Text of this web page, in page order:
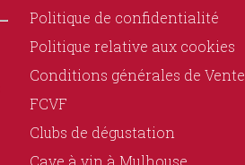
Politique de confidentialité
Politique relative aux cookies
Conditions générales de Vente
FCVF
Clubs de dégustation
Cave à vin à Mulhouse